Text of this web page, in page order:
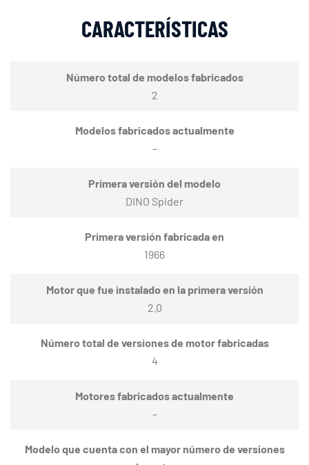
CARACTERÍSTICAS
Número total de modelos fabricados
2
Modelos fabricados actualmente
–
Primera versión del modelo
DINO Spider
Primera versión fabricada en
1966
Motor que fue instalado en la primera versión
2.0
Número total de versiones de motor fabricadas
4
Motores fabricados actualmente
–
Modelo que cuenta con el mayor número de versiones